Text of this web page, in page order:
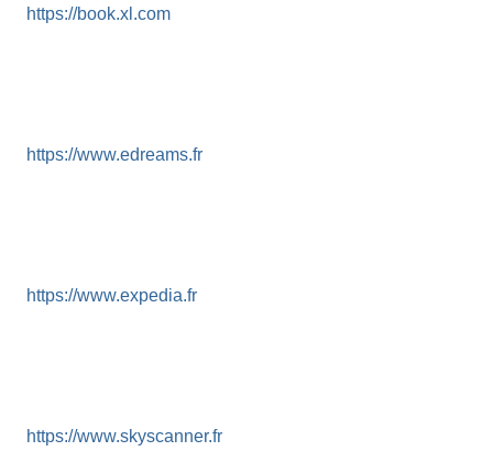
https://book.xl.com
https://www.edreams.fr
https://www.expedia.fr
https://www.skyscanner.fr